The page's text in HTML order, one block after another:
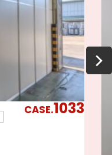
CASE.1033